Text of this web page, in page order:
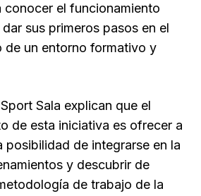
conocer el funcionamiento
sus primeros pasos en el
de un entorno formativo y
Sala explican que el
de esta iniciativa es ofrecer a
posibilidad de integrarse en la
y descubrir de
de trabajo de la